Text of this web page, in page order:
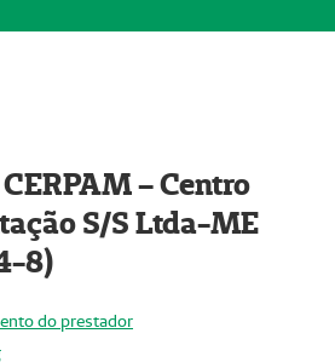
– Centro
S/S Ltda-ME
8)
do prestador